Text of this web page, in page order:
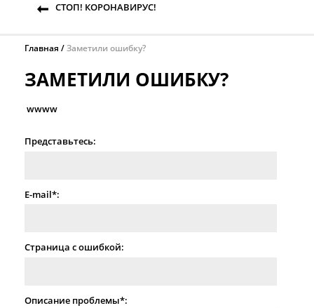
СТОП! КОРОНАВИРУС!
Главная Заметили ошибку?
ЗАМЕТИЛИ ОШИБКУ?
wwww
Представьтесь:
E-mail*:
Страница с ошибкой:
Описание проблемы*: